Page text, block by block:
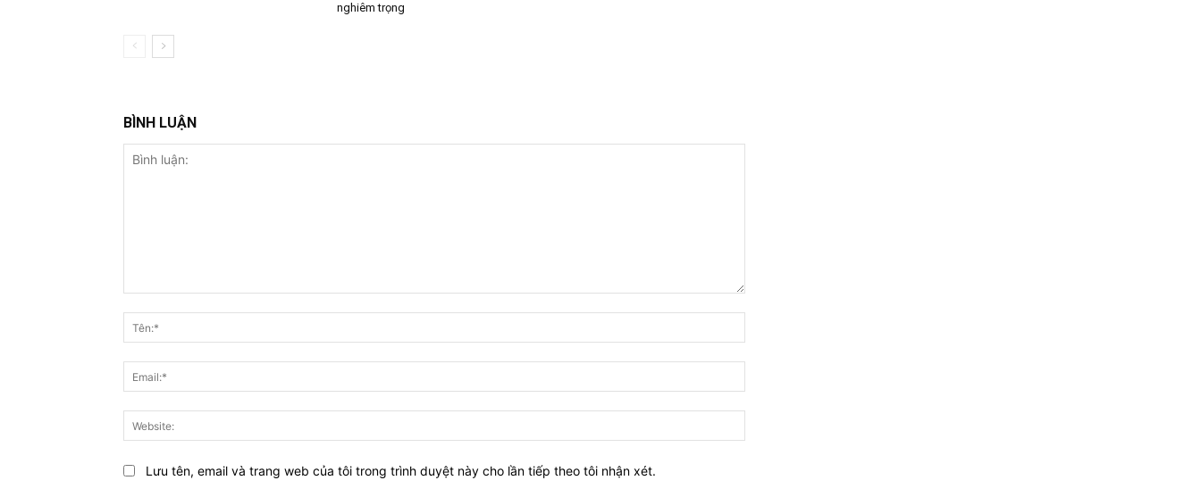
nghiêm trọng
BÌNH LUẬN
luận:
Lưu tên, email và trang web của tôi trong trình duyệt này cho lần tiếp theo tôi nhận xét.